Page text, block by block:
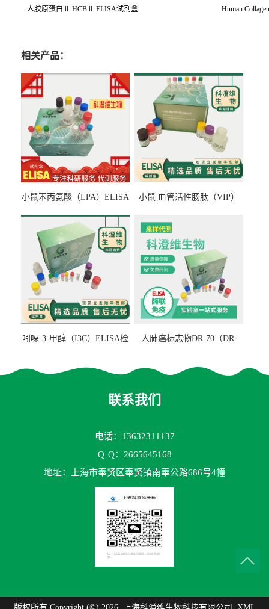
人胶原蛋白 Ⅱ HCB Ⅱ ELISA试剂盒 Human
相关产品：
小鼠苯丙氨酸（LPA）ELISA
小鼠 血管活性肠肽（VIP）
吲哚-3-甲醇（I3C）ELISA检
人肺癌标志物DR-70（DR-
联系我们
电话：13632311137
Q Q：2665645168
地址：上海市奉贤区奉贤镇南奉公路686号4幢